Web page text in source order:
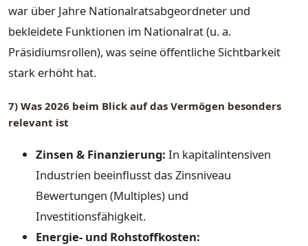
war über Jahre Nationalratsabgeordneter und
bekleidete Funktionen im Nationalrat (u. a.
Präsidiumsrollen), was seine öffentliche Sichtbarkeit
stark erhöht hat.
7) Was 2026 beim Blick auf das Vermögen besonders
relevant ist
Zinsen & Finanzierung: In kapitalintensiven
Industrien beeinflusst das Zinsniveau
Bewertungen (Multiples) und
Investitionsfähigkeit.
Energie- und Rohstoffkosten: